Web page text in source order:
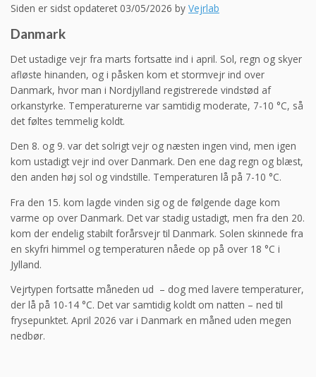
Siden er sidst opdateret 03/05/2026 by Vejrlab
Danmark
Det ustadige vejr fra marts fortsatte ind i april. Sol, regn og skyer
afløste hinanden, og i påsken kom et stormvejr ind over
Danmark, hvor man i Nordjylland registrerede vindstød af
orkanstyrke. Temperaturerne var samtidig moderate, 7-10 °C, så
det føltes temmelig koldt.
Den 8. og 9. var det solrigt vejr og næsten ingen vind, men igen
kom ustadigt vejr ind over Danmark. Den ene dag regn og blæst,
den anden høj sol og vindstille. Temperaturen lå på 7-10 °C.
Fra den 15. kom lagde vinden sig og de følgende dage kom
varme op over Danmark. Det var stadig ustadigt, men fra den 20.
kom der endelig stabilt forårsvejr til Danmark. Solen skinnede fra
en skyfri himmel og temperaturen nåede op på over 18 °C i
Jylland.
Vejrtypen fortsatte måneden ud – dog med lavere temperaturer,
der lå på 10-14 °C. Det var samtidig koldt om natten – ned til
frysepunktet. April 2026 var i Danmark en måned uden megen
nedbør.